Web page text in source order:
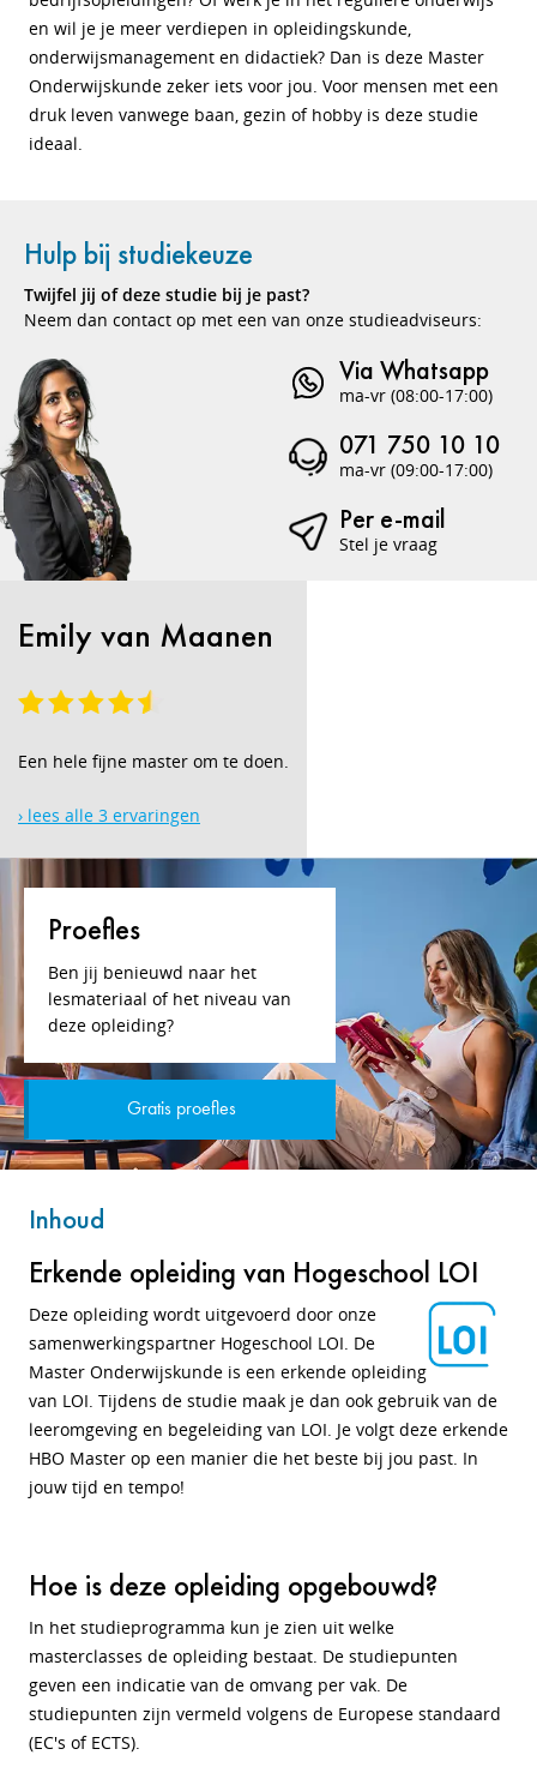
en wil je je meer verdiepen in opleidingskunde,
onderwijsmanagement en didactiek? Dan is deze Master
Onderwijskunde zeker iets voor jou. Voor mensen met een
druk leven vanwege baan, gezin of hobby is deze studie
ideaal.
Hulp bij studiekeuze
Twijfel jij of deze studie bij je past?
Neem dan contact op met een van onze studieadviseurs:
Via Whatsapp
ma-vr (08:00-17:00)
071 750 10 10
ma-vr (09:00-17:00)
Per e-mail
Stel je vraag
Emily van Maanen
Een hele fijne master om te doen.
› lees alle 3 ervaringen
Proefles
Ben jij benieuwd naar het
lesmateriaal of het niveau van
deze opleiding?
Gratis proefles
Inhoud
Erkende opleiding van Hogeschool LOI
Deze opleiding wordt uitgevoerd door onze
samenwerkingspartner Hogeschool LOI. De
Master Onderwijskunde is een erkende opleiding
van LOI. Tijdens de studie maak je dan ook gebruik van de
leeromgeving en begeleiding van LOI. Je volgt deze erkende
HBO Master op een manier die het beste bij jou past. In
jouw tijd en tempo!
Hoe is deze opleiding opgebouwd?
In het studieprogramma kun je zien uit welke
masterclasses de opleiding bestaat. De studiepunten
geven een indicatie van de omvang per vak. De
studiepunten zijn vermeld volgens de Europese standaard
(EC's of ECTS).